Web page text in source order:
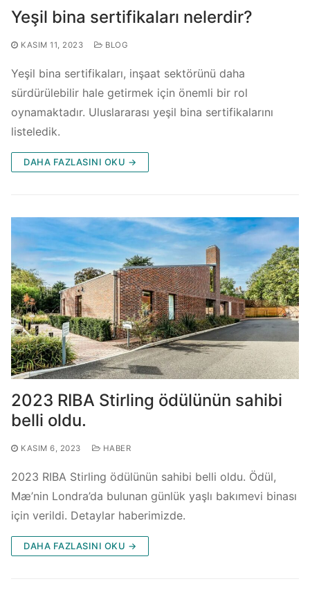
Yeşil bina sertifikaları nelerdir?
KASIM 11, 2023 BLOG
Yeşil bina sertifikaları, inşaat sektörünü daha
sürdürülebilir hale getirmek için önemli bir rol
oynamaktadır. Uluslararası yeşil bina sertifikalarını
listeledik.
DAHA FAZLASINI OKU →
2023 RIBA Stirling ödülünün sahibi
belli oldu.
KASIM 6, 2023 HABER
2023 RIBA Stirling ödülünün sahibi belli oldu. Ödül,
Mæ’nin Londra’da bulunan günlük yaşlı bakımevi binası
için verildi. Detaylar haberimizde.
DAHA FAZLASINI OKU →